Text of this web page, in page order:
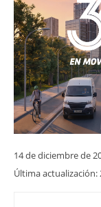
14 de diciembre de
Última actualización: